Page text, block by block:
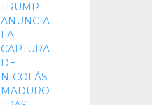
TRUMP
ANUNCIA
LA
CAPTURA
DE
NICOLÁS
MADURO